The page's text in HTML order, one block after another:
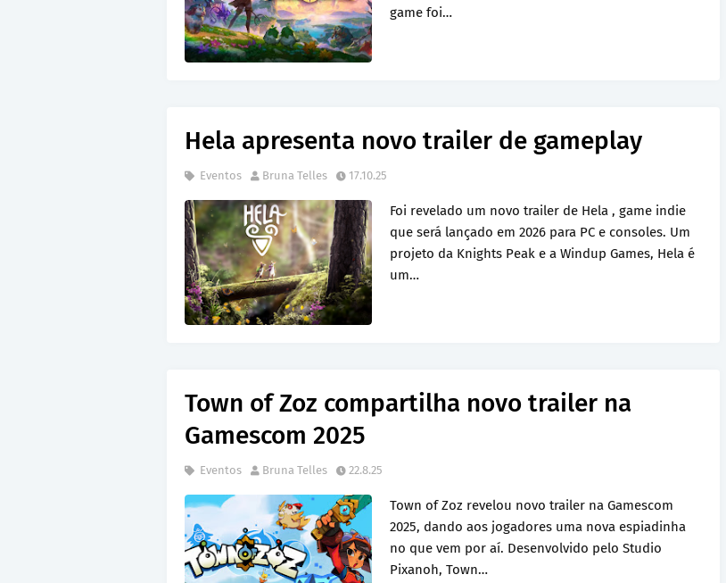
game foi…
Hela apresenta novo trailer de gameplay
Eventos Bruna Telles 17.10.25
Foi revelado um novo trailer de Hela , game indie
que será lançado em 2026 para PC e consoles. Um
projeto da Knights Peak e a Windup Games, Hela é
um…
Town of Zoz compartilha novo trailer na
Gamescom 2025
Eventos Bruna Telles 22.8.25
Town of Zoz revelou novo trailer na Gamescom
2025, dando aos jogadores uma nova espiadinha
no que vem por aí. Desenvolvido pelo Studio
Pixanoh, Town…